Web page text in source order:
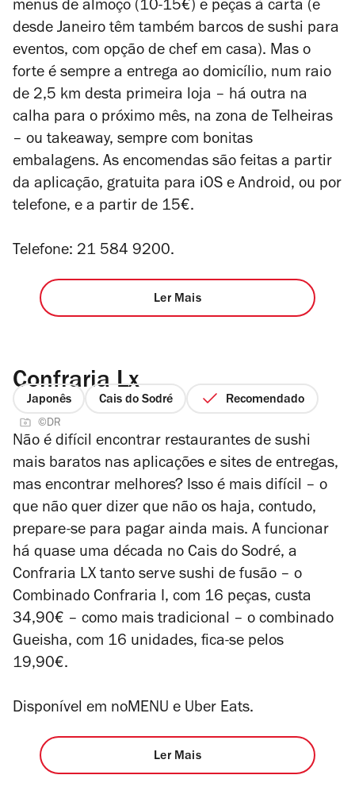
menus de almoço (10-15€) e peças à carta (e
desde Janeiro têm também barcos de sushi para
eventos, com opção de chef em casa). Mas o
forte é sempre a entrega ao domicílio, num raio
de 2,5 km desta primeira loja – há outra na
calha para o próximo mês, na zona de Telheiras
– ou takeaway, sempre com bonitas
embalagens. As encomendas são feitas a partir
da aplicação, gratuita para iOS e Android, ou por
telefone, e a partir de 15€.
Telefone: 21 584 9200.
Ler Mais
Confraria Lx
Japonês Cais do Sodré Recomendado
©DR
Não é difícil encontrar restaurantes de sushi
mais baratos nas aplicações e sites de entregas,
mas encontrar melhores? Isso é mais difícil – o
que não quer dizer que não os haja, contudo,
prepare-se para pagar ainda mais. A funcionar
há quase uma década no Cais do Sodré, a
Confraria LX tanto serve sushi de fusão – o
Combinado Confraria I, com 16 peças, custa
34,90€ – como mais tradicional – o combinado
Gueisha, com 16 unidades, fica-se pelos
19,90€.
Disponível em noMENU e Uber Eats.
Ler Mais